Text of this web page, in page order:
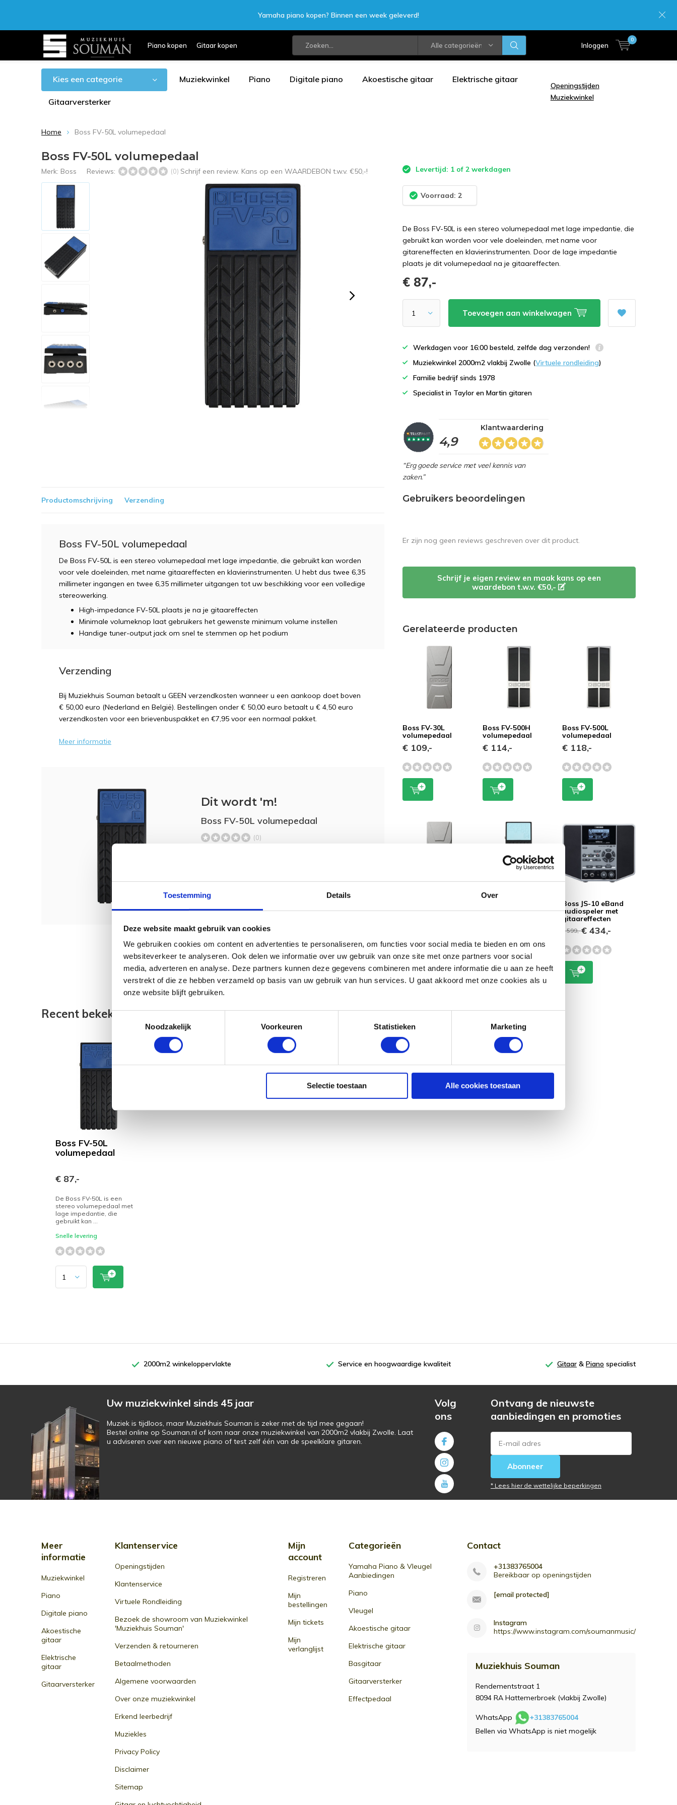
Toestemming Details Over
Deze website maakt gebruik van cookies
We gebruiken cookies om content en advertenties te personaliseren, om functies voor social media te bieden en om ons
websiteverkeer te analyseren. Ook delen we informatie over uw gebruik van onze site met onze partners voor social
media, adverteren en analyse. Deze partners kunnen deze gegevens combineren met andere informatie die u aan ze heeft
verstrekt of die ze hebben verzameld op basis van uw gebruik van hun services. U gaat akkoord met onze cookies als u
onze website blijft gebruiken.
Toestemmingsselectie
Noodzakelijk
Voorkeuren Statistieken Marketing
Selectie toestaan Alle cookies toestaan
Piano kopen Gitaar kopen Alle categorieën Inloggen
0
Yamaha piano kopen? Binnen een week geleverd!
Kies een categorie Muziekwinkel Piano Digitale piano Akoestische gitaar Elektrische gitaar
Gitaarversterker
Openingstijden
Muziekwinkel
Home Boss FV-50L volumepedaal
Boss FV-50L volumepedaal
Merk: Boss Reviews: (0) Schrijf een review. Kans op een WAARDEBON t.w.v. €50,-! Levertijd: 1 of 2 werkdagen
Voorraad: 2
De Boss FV-50L is een stereo volumepedaal met lage impedantie, die
gebruikt kan worden voor vele doeleinden, met name voor
gitareneffecten en klavierinstrumenten. Door de lage impedantie
plaats je dit volumepedaal na je gitaareffecten.
€ 87,-
Toevoegen aan winkelwagen
Werkdagen voor 16:00 besteld, zelfde dag verzonden!
Muziekwinkel 2000m2 vlakbij Zwolle (Virtuele rondleiding)
Familie bedrijf sinds 1978
Specialist in Taylor en Martin gitaren
4,9
Klantwaardering
“Erg goede service met veel kennis van
zaken.”
Productomschrijving Verzending
Boss FV-50L volumepedaal
De Boss FV-50L is een stereo volumepedaal met lage impedantie, die gebruikt kan worden
voor vele doeleinden, met name gitaareffecten en klavierinstrumenten. U hebt dus twee 6,35
millimeter ingangen en twee 6,35 millimeter uitgangen tot uw beschikking voor een volledige
stereowerking.
High-impedance FV-50L plaats je na je gitaareffecten
Minimale volumeknop laat gebruikers het gewenste minimum volume instellen
Handige tuner-output jack om snel te stemmen op het podium
Verzending
Bij Muziekhuis Souman betaalt u GEEN verzendkosten wanneer u een aankoop doet boven
€ 50,00 euro (Nederland en België). Bestellingen onder € 50,00 euro betaalt u € 4,50 euro
verzendkosten voor een brievenbuspakket en €7,95 voor een normaal pakket.
Meer informatie
Dit wordt 'm!
Boss FV-50L volumepedaal
(0)
winkelwagen
Gebruikers beoordelingen
Er zijn nog geen reviews geschreven over dit product.
Schrijf je eigen review en maak kans op een
waardebon t.w.v. €50,-
Gerelateerde producten
Boss FV-30L
volumepedaal
€ 109,-
Boss FV-500H
volumepedaal
€ 114,-
Boss FV-500L
volumepedaal
€ 118,-
volumepedaal
volumepedaal
Boss JS-10 eBand
audiospeler met
gitaareffecten
€ 599,-€ 434,-
Recent bekeken
Boss FV-50L
volumepedaal
€ 87,-
De Boss FV-50L is een
stereo volumepedaal met
lage impedantie, die
gebruikt kan ...
Snelle levering
2000m2 winkeloppervlakte Service en hoogwaardige kwaliteit Gitaar & Piano specialist
Uw muziekwinkel sinds 45 jaar
Muziek is tijdloos, maar Muziekhuis Souman is zeker met de tijd mee gegaan!
Bestel online op Souman.nl of kom naar onze muziekwinkel van 2000m2 vlakbij Zwolle. Laat
u adviseren over een nieuwe piano of test zelf één van de speelklare gitaren.
Volg
ons
Ontvang de nieuwste
aanbiedingen en promoties
Abonneer
* Lees hier de wettelijke beperkingen
Meer
informatie
Muziekwinkel
Piano
Digitale piano
Akoestische
gitaar
Elektrische
gitaar
Gitaarversterker
Klantenservice
Openingstijden
Klantenservice
Virtuele Rondleiding
Bezoek de showroom van Muziekwinkel
'Muziekhuis Souman'
Verzenden & retourneren
Betaalmethoden
Algemene voorwaarden
Over onze muziekwinkel
Erkend leerbedrijf
Muziekles
Privacy Policy
Disclaimer
Sitemap
Mijn
account
Registreren
Mijn
bestellingen
Mijn tickets
Mijn
verlanglijst
Categorieën
Yamaha Piano & Vleugel
Aanbiedingen
Piano
Vleugel
Akoestische gitaar
Elektrische gitaar
Basgitaar
Gitaarversterker
Effectpedaal
Contact
+31383765004
Bereikbaar op openingstijden
[email protected]
Instagram
https://www.instagram.com/soumanmusic/
Muziekhuis Souman
Rendementstraat 1
8094 RA Hattemerbroek (vlakbij Zwolle)
WhatsApp
+31383765004
Bellen via WhatsApp is niet mogelijk